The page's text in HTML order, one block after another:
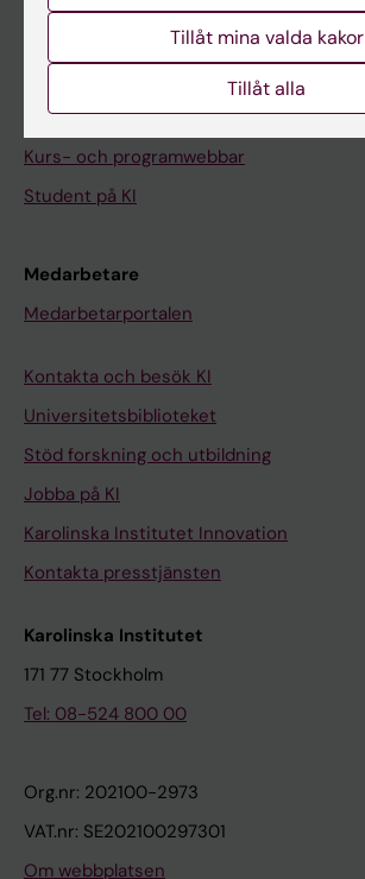
Studentmejlen
Kurs- och programwebbar
Student på KI
Medarbetare
Medarbetarportalen
Kontakta och besök KI
Universitetsbiblioteket
Stöd forskning och utbildning
Jobba på KI
Karolinska Institutet Innovation
Kontakta presstjänsten
Karolinska Institutet
171 77 Stockholm
Tel: 08-524 800 00
Org.nr: 202100-2973
VAT.nr: SE202100297301
Om webbplatsen
Tillåt mina valda kakor
Tillåt alla